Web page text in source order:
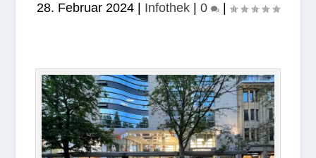
28. Februar 2024 Infothek 0